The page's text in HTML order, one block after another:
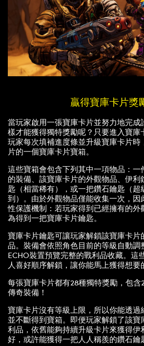
贏得寶庫卡片獎
當玩家啟用一張寶庫卡片並努力地完成
樣才能獲得獨特獎勵呢？只要進入寶庫
玩家每次填補進度條並升級寶庫卡片時
片的一個寶庫卡片寶箱。
這些寶箱會包含下列其中一項物品：一
的裝備、該寶庫卡片的外觀物品、伊
匙（相當稀有），或一把鑽石鑰匙（超
到）。由於外觀物品僅能收集一次，因
性保護機制：若玩家得到已經擁有的外
為得到一把寶庫卡片鑰匙。
寶庫卡片鑰匙可讓玩家解鎖該寶庫卡片
品。裝備會依照角色目前的等級自動調
ECHO裝置預覽完整的戰利品收藏。這
人喜好順序解鎖，讓你能馬上獲得想要
每張寶庫卡片都有28種獨特獎勵，包
傳奇裝備！
寶庫卡片沒有等級上限，所以你能透過
並不斷得到寶箱。即便玩家解鎖了該
利品，依舊能夠持續升級卡片來獲得伊
好，或許能獲得一把人人稱羨的鑽石鑰